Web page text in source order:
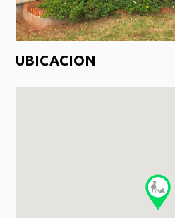
UBICACION